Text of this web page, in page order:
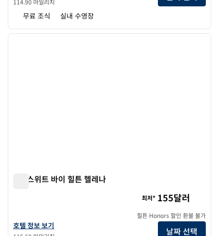
무료 조식 실내 수영장
1/12
1/12
이전 이미지 다음
홈2 스위트 바이 힐튼 헬레나
홈2 스위트 바이 힐튼 헬레나의 호텔 정보 보기
호텔 정보 보기
최저* 155달러
힐튼 Honors 할인 환불 불가
날짜 선택